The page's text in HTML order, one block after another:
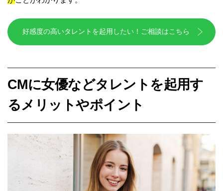
好感度の高いタレントを起用したい！ご相談はこちら
CMに女優などタレントを起用す
るメリットやポイント